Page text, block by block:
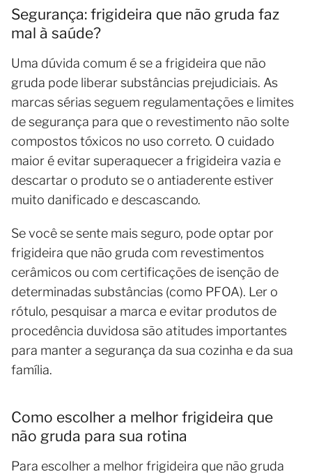
Segurança: frigideira que não gruda faz
mal à saúde?
Uma dúvida comum é se a frigideira que não
gruda pode liberar substâncias prejudiciais. As
marcas sérias seguem regulamentações e limites
de segurança para que o revestimento não solte
compostos tóxicos no uso correto. O cuidado
maior é evitar superaquecer a frigideira vazia e
descartar o produto se o antiaderente estiver
muito danificado e descascando.
Se você se sente mais seguro, pode optar por
frigideira que não gruda com revestimentos
cerâmicos ou com certificações de isenção de
determinadas substâncias (como PFOA). Ler o
rótulo, pesquisar a marca e evitar produtos de
procedência duvidosa são atitudes importantes
para manter a segurança da sua cozinha e da sua
família.
Como escolher a melhor frigideira que
não gruda para sua rotina
Para escolher a melhor frigideira que não gruda